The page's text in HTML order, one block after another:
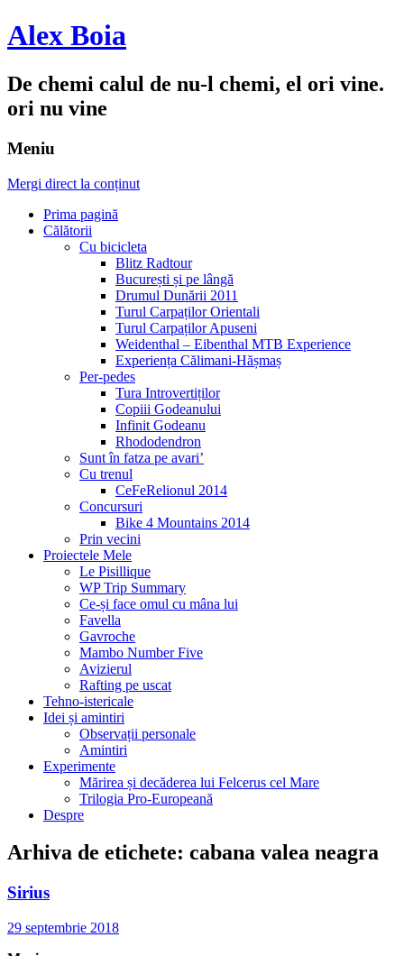
Alex Boia
De chemi calul de nu-l chemi, el ori vine.
ori nu vine
Meniu
Mergi direct la conținut
Prima pagină
Călătorii
Cu bicicleta
Blitz Radtour
București și pe lângă
Drumul Dunării 2011
Turul Carpaților Orientali
Turul Carpaților Apuseni
Weidenthal – Eibenthal MTB Experience
Experiența Călimani-Hășmaș
Per-pedes
Tura Introvertiților
Copiii Godeanului
Infinit Godeanu
Rhododendron
Sunt în fatza pe avari’
Cu trenul
CeFeRelionul 2014
Concursuri
Bike 4 Mountains 2014
Prin vecini
Proiectele Mele
Le Pisillique
WP Trip Summary
Ce-și face omul cu mâna lui
Favella
Gavroche
Mambo Number Five
Avizierul
Rafting pe uscat
Tehno-istericale
Idei și amintiri
Observații personale
Amintiri
Experimente
Mărirea și decăderea lui Felcerus cel Mare
Trilogia Pro-Europeană
Despre
Arhiva de etichete: cabana valea neagra
Sirius
29 septembrie 2018